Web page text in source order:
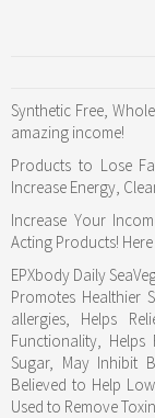
Synthetic Free,
amazing income!
Products to Lose
Increase Energy,
Increase Your
Acting Products!
EPXbody Daily
Promotes Healthier
allergies, Helps
Functionality,
Sugar, May Inhibit
Believed to Help
Used to Remove